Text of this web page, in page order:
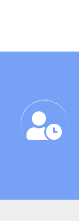
Schlüsseldienst in der Nähe vermitteln